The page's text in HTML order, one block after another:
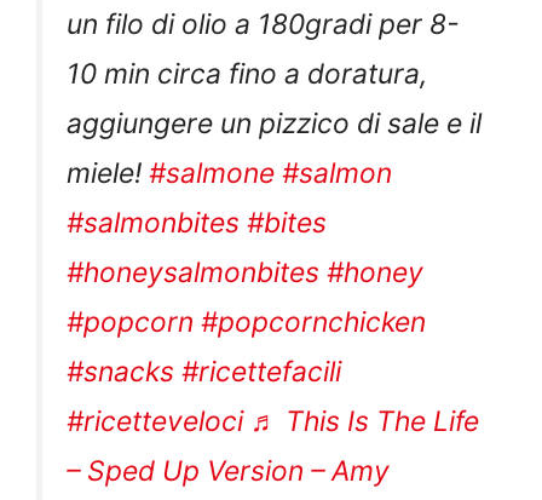
un filo di olio a 180gradi per 8-
10 min circa fino a doratura,
aggiungere un pizzico di sale e il
miele! #salmone #salmon
#salmonbites #bites
#honeysalmonbites #honey
#popcorn #popcornchicken
#snacks #ricettefacili
#ricetteveloci ♬ This Is The Life
– Sped Up Version – Amy